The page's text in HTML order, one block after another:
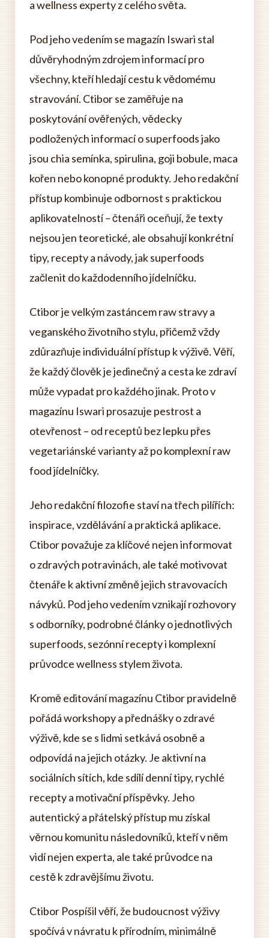
a wellness experty z celého světa.
Pod jeho vedením se magazín Iswari stal
důvěryhodným zdrojem informací pro
všechny, kteří hledají cestu k vědomému
stravování. Ctibor se zaměřuje na
poskytování ověřených, vědecky
podložených informací o superfoods jako
jsou chia semínka, spirulina, goji bobule, maca
kořen nebo konopné produkty. Jeho redakční
přístup kombinuje odbornost s praktickou
aplikovatelností – čtenáři oceňují, že texty
nejsou jen teoretické, ale obsahují konkrétní
tipy, recepty a návody, jak superfoods
začlenit do každodenního jídelníčku.
Ctibor je velkým zastáncem raw stravy a
veganského životního stylu, přičemž vždy
zdůrazňuje individuální přístup k výživě. Věří,
že každý člověk je jedinečný a cesta ke zdraví
může vypadat pro každého jinak. Proto v
magazínu Iswari prosazuje pestrost a
otevřenost – od receptů bez lepku přes
vegetariánské varianty až po komplexní raw
food jídelníčky.
Jeho redakční filozofie staví na třech pilířích:
inspirace, vzdělávání a praktická aplikace.
Ctibor považuje za klíčové nejen informovat
o zdravých potravinách, ale také motivovat
čtenáře k aktivní změně jejich stravovacích
návyků. Pod jeho vedením vznikají rozhovory
s odborníky, podrobné články o jednotlivých
superfoods, sezónní recepty i komplexní
průvodce wellness stylem života.
Kromě editování magazínu Ctibor pravidelně
pořádá workshopy a přednášky o zdravé
výživě, kde se s lidmi setkává osobně a
odpovídá na jejich otázky. Je aktivní na
sociálních sítích, kde sdílí denní tipy, rychlé
recepty a motivační příspěvky. Jeho
autentický a přátelský přístup mu získal
věrnou komunitu následovníků, kteří v něm
vidí nejen experta, ale také průvodce na
cestě k zdravějšímu životu.
Ctibor Pospíšil věří, že budoucnost výživy
spočívá v návratu k přírodním, minimálně